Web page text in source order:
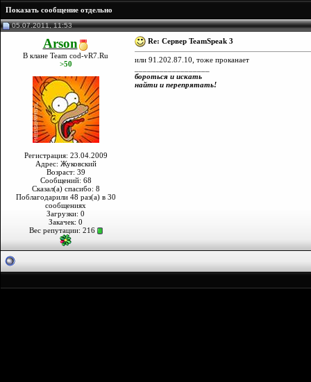
Показать сообщение отдельно
05.07.2011, 11:53
Arson
В клане Team cod-vR7.Ru
>50
Регистрация: 23.04.2009
Адрес: Жуковский
Возраст: 39
Сообщений: 68
Сказал(а) спасибо: 8
Поблагодарили 48 раз(а) в 30
сообщениях
Загрузки: 0
Закачек: 0
Вес репутации: 216
Re: Сервер TeamSpeak 3
или 91.202.87.10, тоже проканает
бороться и искать
найти и перепрятать!